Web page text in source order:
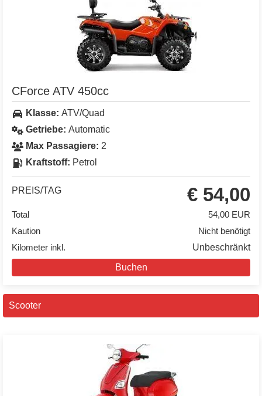
CForce ATV 450cc
Klasse: ATV/Quad
Getriebe: Automatic
Max Passagiere: 2
Kraftstoff: Petrol
PREIS/TAG € 54,00
Total
54,00 EUR
Kaution
Nicht benötigt
Kilometer inkl.
Unbeschränkt
Buchen
Scooter